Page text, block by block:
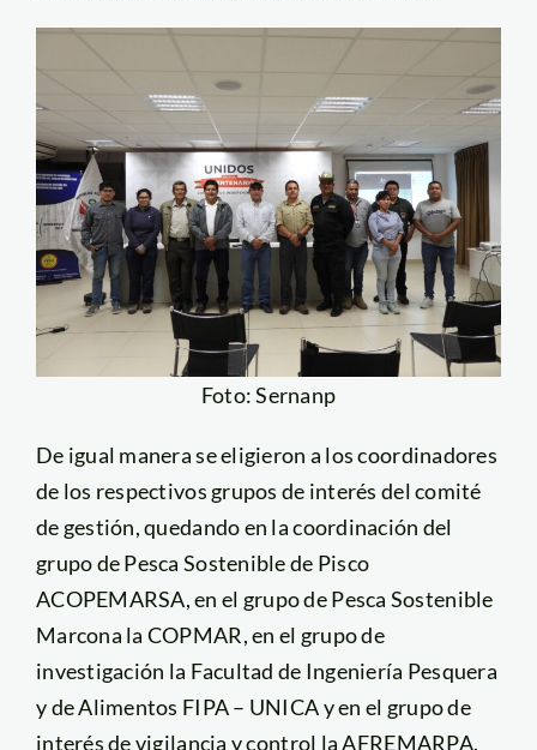
Foto: Sernanp
De igual manera se eligieron a los coordinadores
de los respectivos grupos de interés del comité
de gestión, quedando en la coordinación del
grupo de Pesca Sostenible de Pisco
ACOPEMARSA, en el grupo de Pesca Sostenible
Marcona la COPMAR, en el grupo de
investigación la Facultad de Ingeniería Pesquera
y de Alimentos FIPA – UNICA y en el grupo de
interés de vigilancia y control la AFREMARPA.